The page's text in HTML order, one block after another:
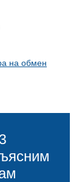
на обмен